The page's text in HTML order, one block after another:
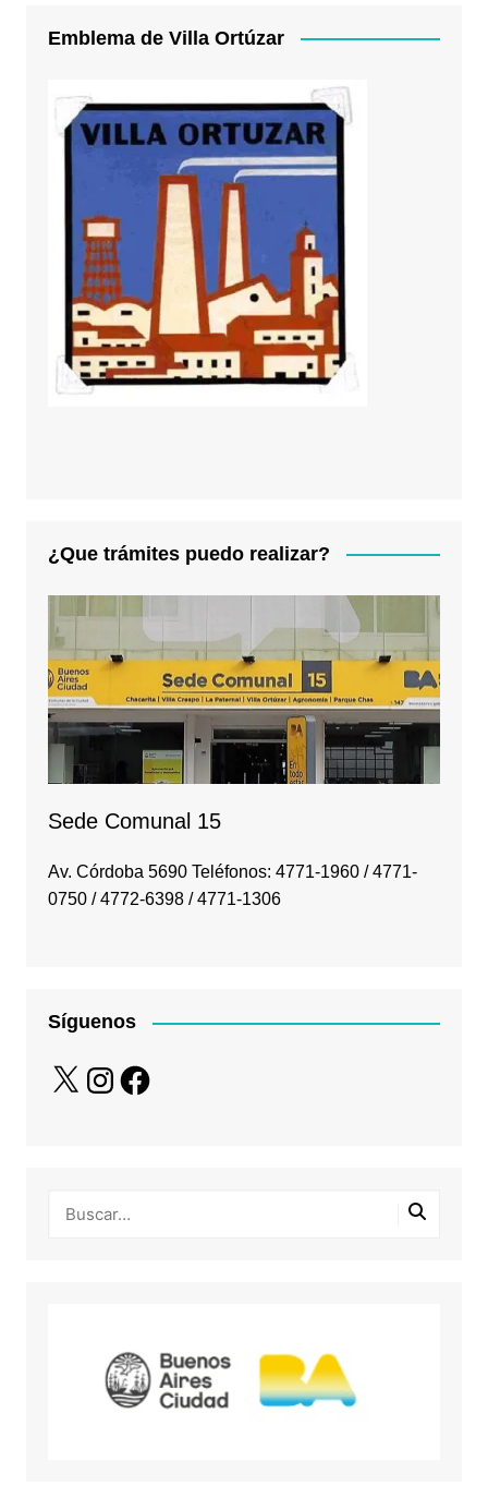
Emblema de Villa Ortúzar
¿Que trámites puedo realizar?
Sede Comunal 15
Av. Córdoba 5690 Teléfonos: 4771-1960 / 4771-
0750 / 4772-6398 / 4771-1306
Síguenos
X InstagramFacebook